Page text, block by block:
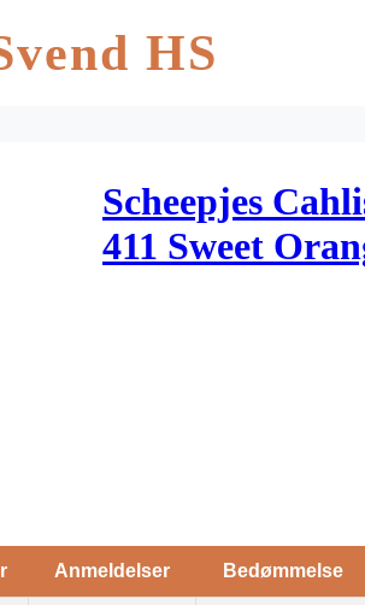
HS
Scheepjes
411 Sweet
Anmeldelser Bedømmelse